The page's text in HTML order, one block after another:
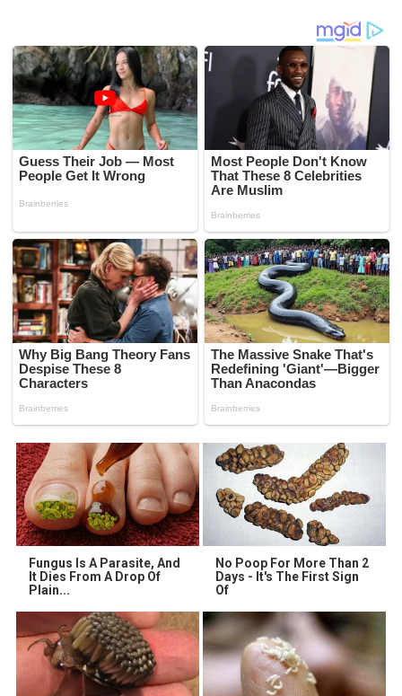
Fungus Is A Parasite, And
It Dies From A Drop Of
Plain...
No Poop For More Than 2
Days - It's The First Sign
Of